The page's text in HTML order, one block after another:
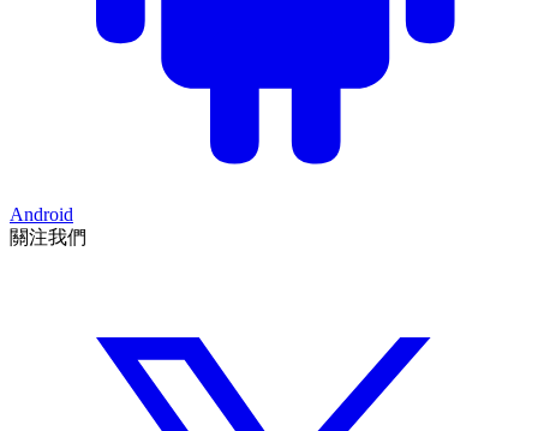
Android
關注我們